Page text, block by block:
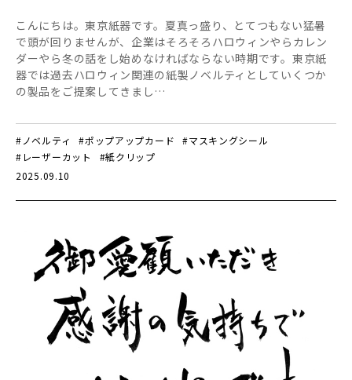
こんにちは。東京紙器です。夏真っ盛り、とてつもない猛暑
で頭が回りませんが、企業はそろそろハロウィンやらカレン
ダーやら冬の話をし始めなければならない時期です。東京紙
器では過去ハロウィン関連の紙製ノベルティとしていくつか
の製品をご提案してきまし…
#ノベルティ #ポップアップカード
#マスキングシール
#レーザーカット
#紙クリップ
2025.09.10